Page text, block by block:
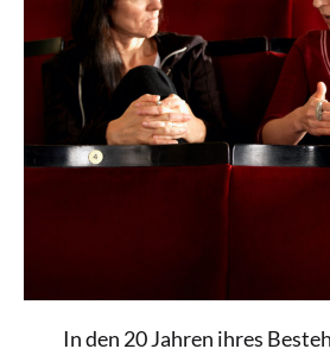
In den 20 Jahren ihres